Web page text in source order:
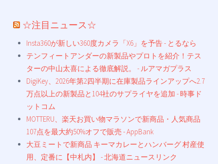
☆注目ニュース☆
Insta360が新しい360度カメラ「X6」を予告 - とるなら
テンフィートアンダーの新製品やプロトを紹介！テス
ターの中山太喜による徹底解説。 - ルアマガプラス
DigiKey、2026年第2四半期に在庫製品ラインアップへ2.7
万点以上の新製品と104社のサプライヤを追加 - 時事ド
ットコム
MOTTERU、楽天お買い物マラソンで新商品・人気商品
107点を最大約50%オフで販売 - AppBank
大豆ミートで新商品 キーマカレーとハンバーグ 村産使
用、定番に【中札内】 - 北海道ニュースリンク